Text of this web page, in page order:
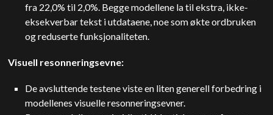
fra 22,0% til 2,0%. Begge modellene la til ekstra, ikke-
eksekverbar tekst i utdataene, noe som økte ordbruken
og reduserte funksjonaliteten.
Visuell resonneringsevne:
De avsluttende testene viste en liten generell forbedring i
modellenes visuelle resonneringsevner.